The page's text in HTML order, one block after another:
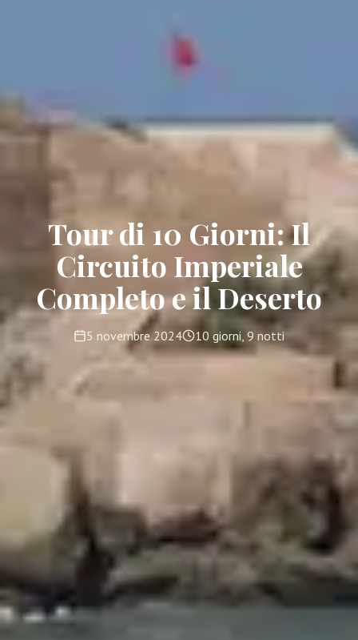
Tour di 10 Giorni: Il
Circuito Imperiale
Completo e il Deserto
5 novembre 2024 10 giorni, 9 notti